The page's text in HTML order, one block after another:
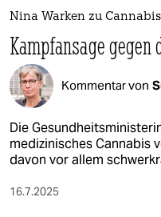
Nina Warken zu Cannabis
Kampfansage gegen
Kommentar von
Die
medizinisches Cannabis
davon vor allem
16.7.2025